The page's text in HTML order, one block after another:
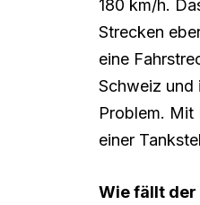
180 km/h.
Strecken
eine
Schweiz und
Problem. Mit
einer
Wie fällt der